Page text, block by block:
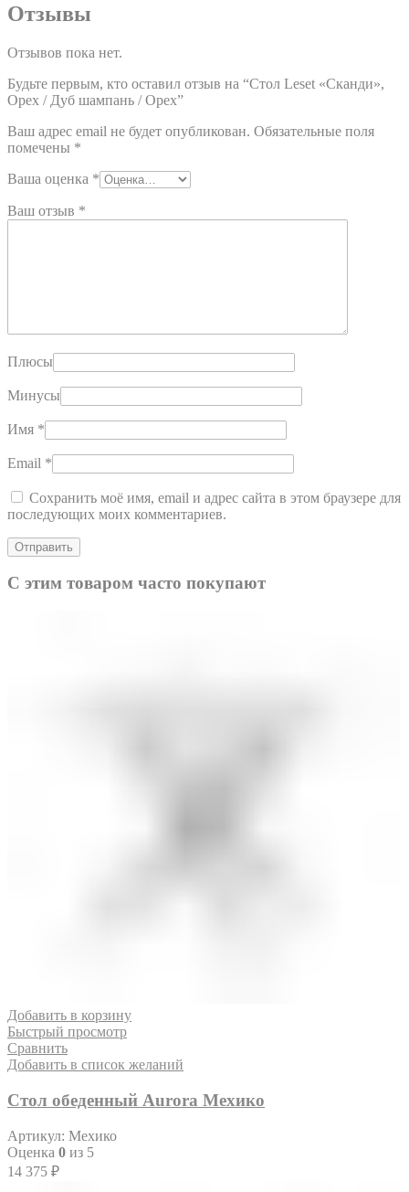
Отзывы
Отзывов пока нет.
Будьте первым, кто оставил отзыв на “Стол Leset «Сканди»,
Орех / Дуб шампань / Орех”
Ваш адрес email не будет опубликован. Обязательные поля
помечены *
Ваша оценка *
Ваш отзыв *
Плюсы
Минусы
Имя *
Email *
Сохранить моё имя, email и адрес сайта в этом браузере для
последующих моих комментариев.
С этим товаром часто покупают
Добавить в корзину
Быстрый просмотр
Сравнить
Добавить в список желаний
Стол обеденный Aurora Мехико
Артикул: Мехико
Оценка 0 из 5
14 375 ₽